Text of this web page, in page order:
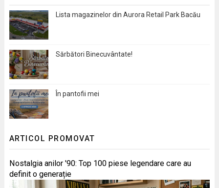
Lista magazinelor din Aurora Retail Park Bacău
Sărbători Binecuvântate!
În pantofii mei
ARTICOL PROMOVAT
Nostalgia anilor '90: Top 100 piese legendare care au
definit o generație